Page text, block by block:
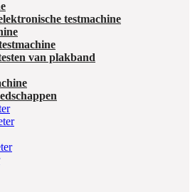
testmachine
van plakband